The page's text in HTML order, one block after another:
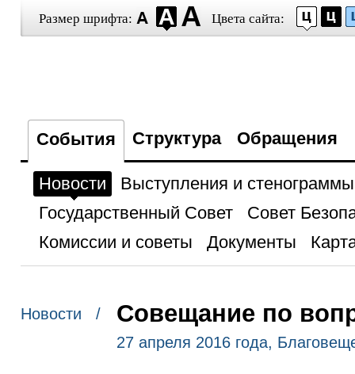
Размер шрифта: Цвета сайта:
События Структура Обращения
Новости
Выступления и стенограммы
Государственный Совет
Совет
Комиссии и советы
Документы
Новости / Совещание по
27 апреля 2016 года,